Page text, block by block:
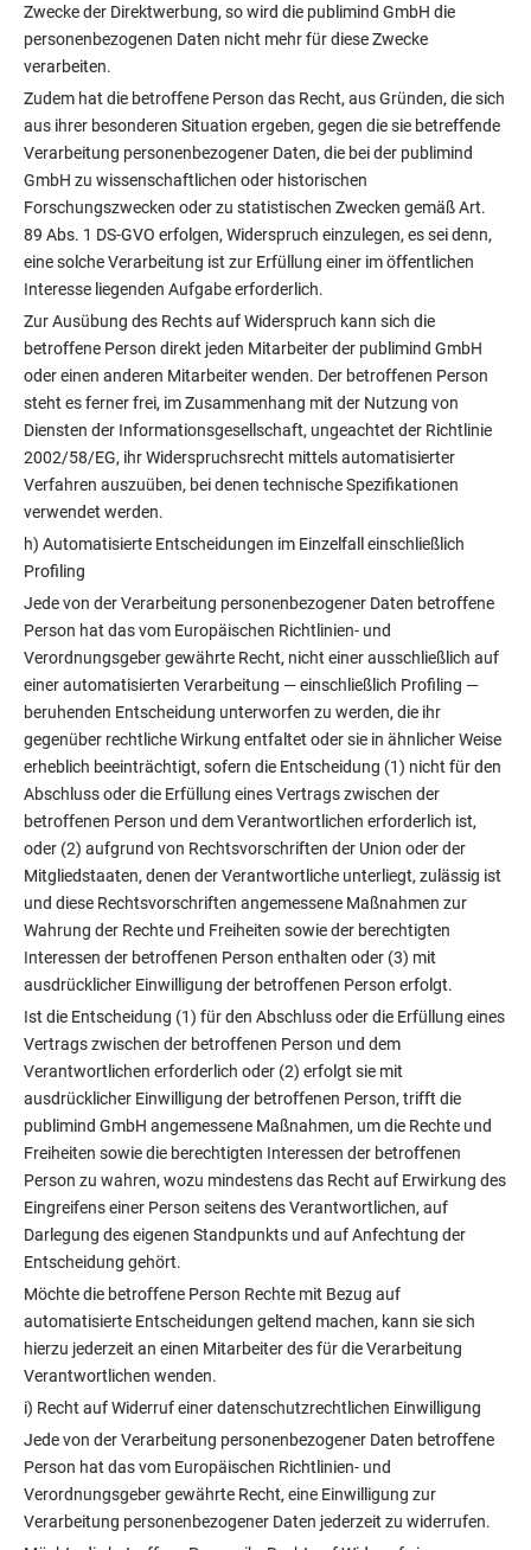
Zwecke der Direktwerbung, so wird die publimind GmbH die
personenbezogenen Daten nicht mehr für diese Zwecke
verarbeiten.
Zudem hat die betroffene Person das Recht, aus Gründen, die sich
aus ihrer besonderen Situation ergeben, gegen die sie betreffende
Verarbeitung personenbezogener Daten, die bei der publimind
GmbH zu wissenschaftlichen oder historischen
Forschungszwecken oder zu statistischen Zwecken gemäß Art.
89 Abs. 1 DS-GVO erfolgen, Widerspruch einzulegen, es sei denn,
eine solche Verarbeitung ist zur Erfüllung einer im öffentlichen
Interesse liegenden Aufgabe erforderlich.
Zur Ausübung des Rechts auf Widerspruch kann sich die
betroffene Person direkt jeden Mitarbeiter der publimind GmbH
oder einen anderen Mitarbeiter wenden. Der betroffenen Person
steht es ferner frei, im Zusammenhang mit der Nutzung von
Diensten der Informationsgesellschaft, ungeachtet der Richtlinie
2002/58/EG, ihr Widerspruchsrecht mittels automatisierter
Verfahren auszuüben, bei denen technische Spezifikationen
verwendet werden.
h) Automatisierte Entscheidungen im Einzelfall einschließlich
Profiling
Jede von der Verarbeitung personenbezogener Daten betroffene
Person hat das vom Europäischen Richtlinien- und
Verordnungsgeber gewährte Recht, nicht einer ausschließlich auf
einer automatisierten Verarbeitung — einschließlich Profiling —
beruhenden Entscheidung unterworfen zu werden, die ihr
gegenüber rechtliche Wirkung entfaltet oder sie in ähnlicher Weise
erheblich beeinträchtigt, sofern die Entscheidung (1) nicht für den
Abschluss oder die Erfüllung eines Vertrags zwischen der
betroffenen Person und dem Verantwortlichen erforderlich ist,
oder (2) aufgrund von Rechtsvorschriften der Union oder der
Mitgliedstaaten, denen der Verantwortliche unterliegt, zulässig ist
und diese Rechtsvorschriften angemessene Maßnahmen zur
Wahrung der Rechte und Freiheiten sowie der berechtigten
Interessen der betroffenen Person enthalten oder (3) mit
ausdrücklicher Einwilligung der betroffenen Person erfolgt.
Ist die Entscheidung (1) für den Abschluss oder die Erfüllung eines
Vertrags zwischen der betroffenen Person und dem
Verantwortlichen erforderlich oder (2) erfolgt sie mit
ausdrücklicher Einwilligung der betroffenen Person, trifft die
publimind GmbH angemessene Maßnahmen, um die Rechte und
Freiheiten sowie die berechtigten Interessen der betroffenen
Person zu wahren, wozu mindestens das Recht auf Erwirkung des
Eingreifens einer Person seitens des Verantwortlichen, auf
Darlegung des eigenen Standpunkts und auf Anfechtung der
Entscheidung gehört.
Möchte die betroffene Person Rechte mit Bezug auf
automatisierte Entscheidungen geltend machen, kann sie sich
hierzu jederzeit an einen Mitarbeiter des für die Verarbeitung
Verantwortlichen wenden.
i) Recht auf Widerruf einer datenschutzrechtlichen Einwilligung
Jede von der Verarbeitung personenbezogener Daten betroffene
Person hat das vom Europäischen Richtlinien- und
Verordnungsgeber gewährte Recht, eine Einwilligung zur
Verarbeitung personenbezogener Daten jederzeit zu widerrufen.